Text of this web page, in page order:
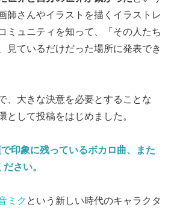
師さんやイラストを描くイラストレ
ミュニティを知って、「その人たち
見ているだけだった場所に発表でき
、大きな決意を必要とすることな
として投稿をはじめました。
印象に残っているボカロ曲、また
さい。
ミク という新しい時代のキャラクタ